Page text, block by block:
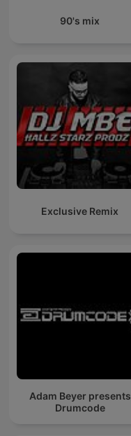
90's mix
Exclusive Remix
Adam Beyer presents
Drumcode